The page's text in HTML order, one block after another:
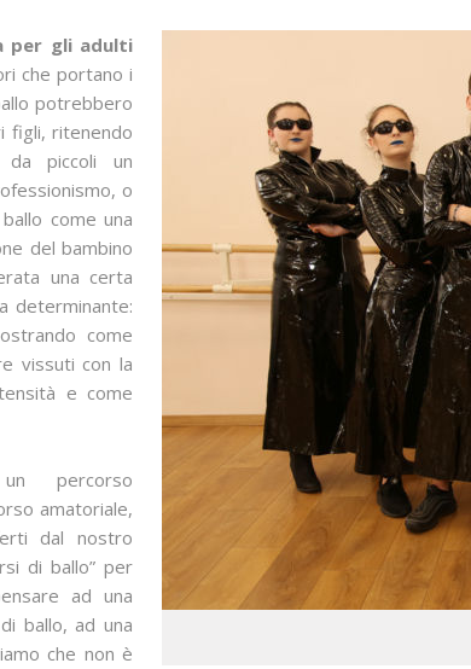
per gli adulti
che portano i
potrebbero
figli, ritenendo
da piccoli un
o
come una
del bambino
una certa
determinante:
come
vissuti con la
e come
percorso
amatoriale,
dal nostro
di ballo” per
ad una
ballo, ad una
che non è